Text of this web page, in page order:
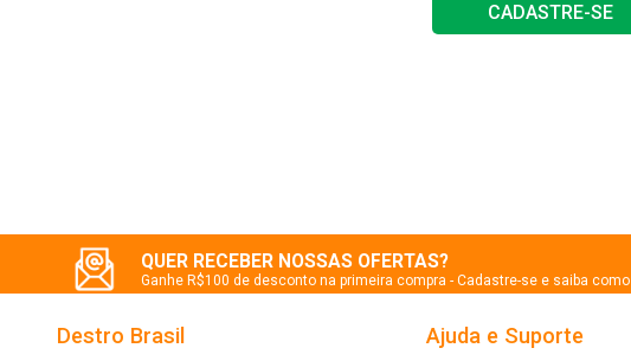
CADASTRE-SE
QUER RECEBER NOSSAS OFERTAS?
Ganhe R$100 de desconto na primeira compra - Cadastre-se e saiba como
Destro Brasil Ajuda e Suporte